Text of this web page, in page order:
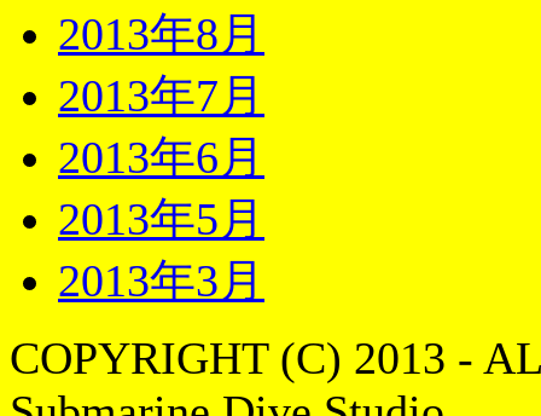
2013年8月
2013年7月
2013年6月
2013年5月
2013年3月
COPYRIGHT (C) 2013 -